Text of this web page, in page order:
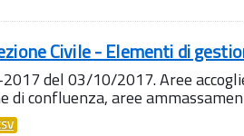
Civile - Elementi di
del 03/10/2017. Aree
di confluenza, aree